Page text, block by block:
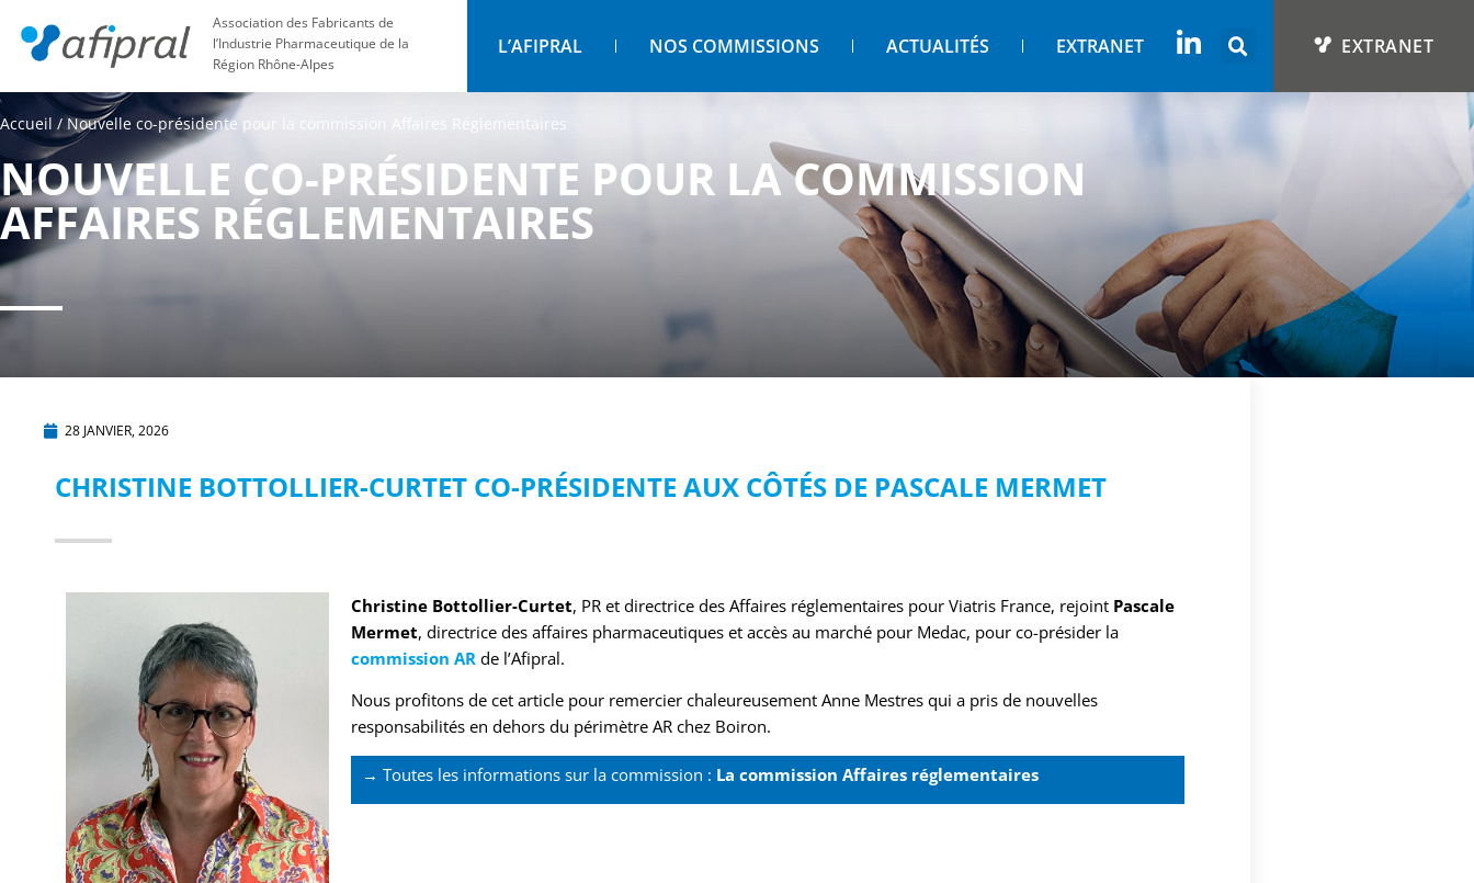
Association des Fabricants de
l’Industrie Pharmaceutique de la
Région Rhône-Alpes
L’AFIPRAL NOS COMMISSIONS ACTUALITÉS EXTRANET EXTRANET
Accueil / Nouvelle co-présidente pour la commission Affaires Réglementaires
NOUVELLE CO-PRÉSIDENTE POUR LA COMMISSION
AFFAIRES RÉGLEMENTAIRES
28 JANVIER, 2026
CHRISTINE BOTTOLLIER-CURTET CO-PRÉSIDENTE AUX CÔTÉS DE PASCALE MERMET
Christine Bottollier-Curtet, PR et directrice des Affaires réglementaires pour Viatris France, rejoint Pascale
Mermet, directrice des affaires pharmaceutiques et accès au marché pour Medac, pour co-présider la
commission AR de l’Afipral.
Nous profitons de cet article pour remercier chaleureusement Anne Mestres qui a pris de nouvelles
responsabilités en dehors du périmètre AR chez Boiron.
→ Toutes les informations sur la commission : La commission Affaires réglementaires